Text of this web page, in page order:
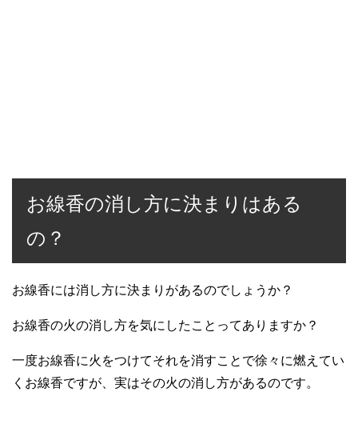
お線香の消し方に決まりはある
の？
お線香には消し方に決まりがあるのでしょうか？
お線香の火の消し方を気にしたことってありますか？
一度お線香に火をつけてそれを消すことで徐々に燃えてい
くお線香ですが、実はその火の消し方があるのです。